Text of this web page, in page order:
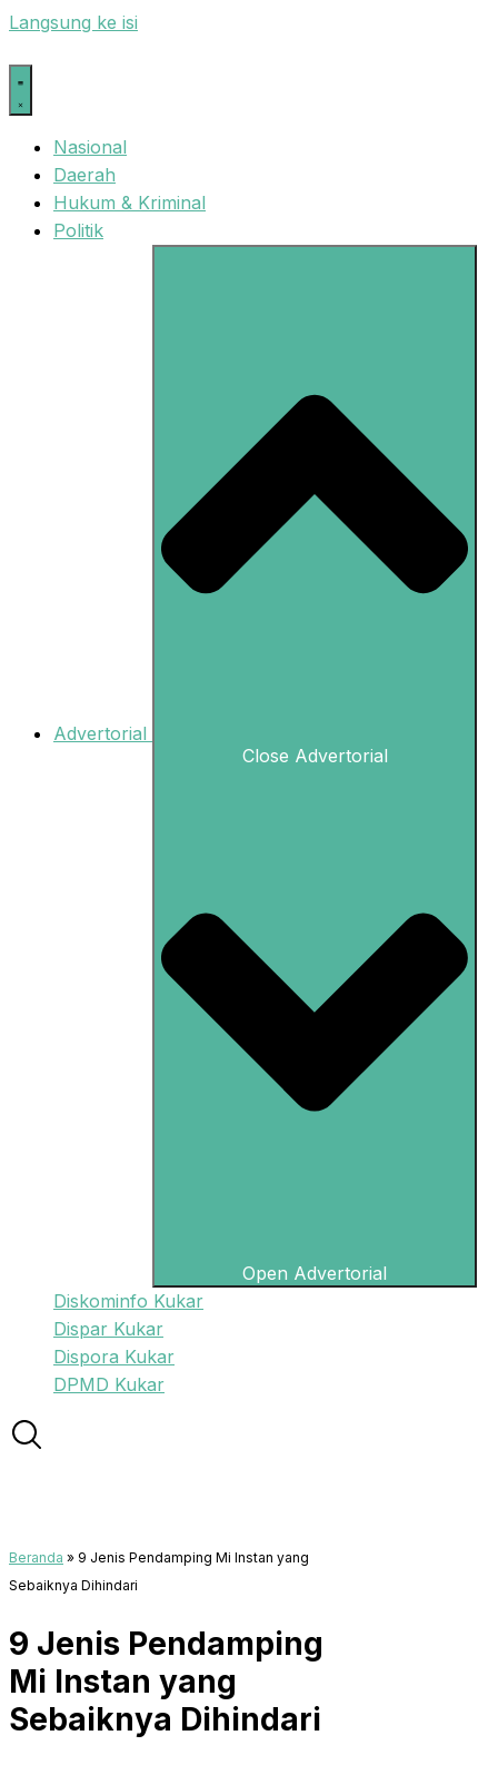
Langsung ke isi
Nasional
Daerah
Hukum & Kriminal
Politik
Advertorial
Close Advertorial
Open Advertorial
Diskominfo Kukar
Dispar Kukar
Dispora Kukar
DPMD Kukar
Beranda » 9 Jenis Pendamping Mi Instan yang
Sebaiknya Dihindari
9 Jenis Pendamping
Mi Instan yang
Sebaiknya Dihindari